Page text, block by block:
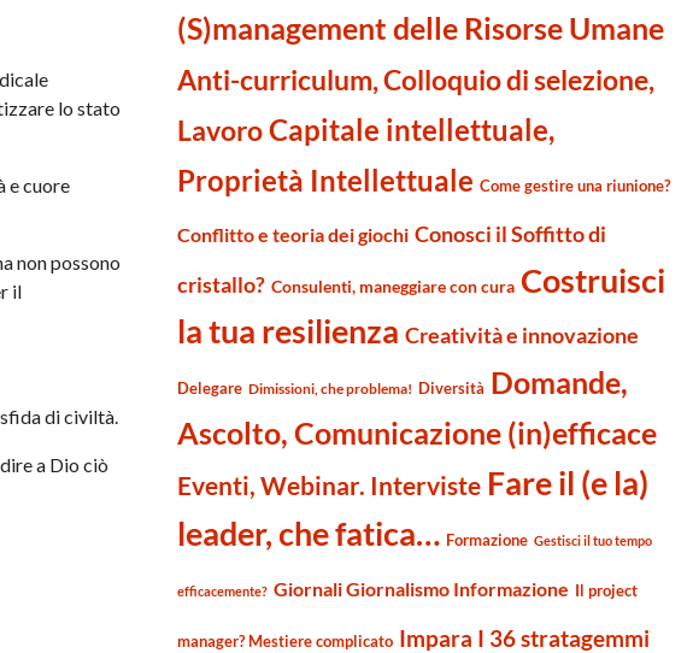
lo stato
e cuore
non possono
il
di civiltà.
a Dio ciò
(S)management delle Risorse Umane
Anti-curriculum, Colloquio di selezione,
LavoroCapitale intellettuale,
Proprietà Intellettuale Come gestire una riunione?
Conflitto e teoria dei giochi Conosci il Soffitto di
cristallo? Consulenti, maneggiare con cura Costruisci
la tua resilienza Creatività e innovazione
Delegare Dimissioni, che problema! Diversità Domande,
Ascolto, Comunicazione (in)efficace
Eventi, Webinar. Interviste Fare il (e la)
leader, che fatica… Formazione Gestisci il tuo tempo
efficacemente? Giornali Giornalismo Informazione Il project
manager? Mestiere complicato Impara I 36 stratagemmi